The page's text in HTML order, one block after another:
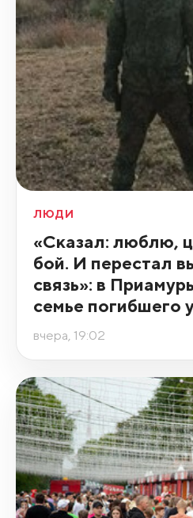
ЛЮДИ
«Сказал: люблю,
бой. И перестал
связь»: в
семье погибшего
вчера, 19:02